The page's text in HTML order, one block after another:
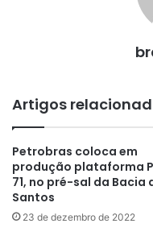
Artigos
Petrobras coloca em
produção plataforma
71, no pré-sal da Bacia
Santos
23 de dezembro de 2022